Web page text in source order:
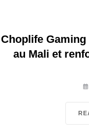
Choplife
au Mali et